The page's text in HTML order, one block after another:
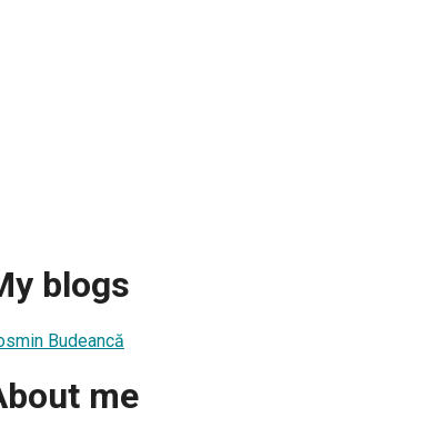
blogs
Budeancă
me